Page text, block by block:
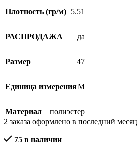
Плотность (гр/м) 5.51
РАСПРОДАЖА да
Размер 47
Единица измеренияМ
Материал
полиэстер
2 заказа оформлено в последний месяц
75 в наличии